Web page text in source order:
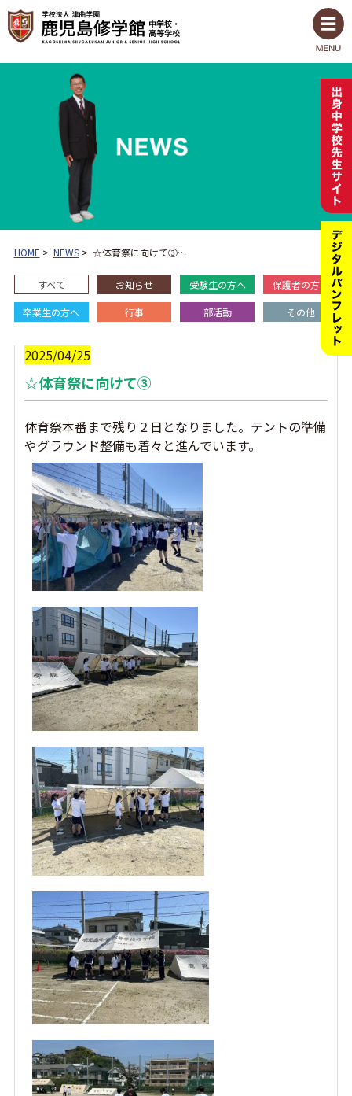
HOME > NEWS> ☆体育祭に向けて③…
すべて お知らせ 受験生の方へ 保護者の方へ
卒業生の方へ 行事 部活動 その他
2025/04/25
☆体育祭に向けて③
体育祭本番まで残り２日となりました。テントの準備
やグラウンド整備も着々と進んでいます。